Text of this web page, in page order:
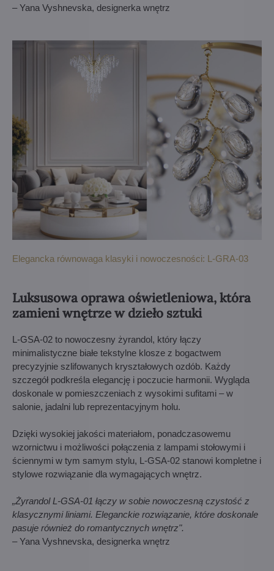
– Yana Vyshnevska, designerka wnętrz
Elegancka równowaga klasyki i nowoczesności: L-GRA-03
Luksusowa oprawa oświetleniowa, która
zamieni wnętrze w dzieło sztuki
L-GSA-02 to nowoczesny żyrandol, który łączy
minimalistyczne białe tekstylne klosze z bogactwem
precyzyjnie szlifowanych kryształowych ozdób. Każdy
szczegół podkreśla elegancję i poczucie harmonii. Wygląda
doskonale w pomieszczeniach z wysokimi sufitami – w
salonie, jadalni lub reprezentacyjnym holu.
Dzięki wysokiej jakości materiałom, ponadczasowemu
wzornictwu i możliwości połączenia z lampami stołowymi i
ściennymi w tym samym stylu, L-GSA-02 stanowi kompletne i
stylowe rozwiązanie dla wymagających wnętrz.
„Żyrandol L-GSA-01 łączy w sobie nowoczesną czystość z
klasycznymi liniami. Eleganckie rozwiązanie, które doskonale
pasuje również do romantycznych wnętrz".
– Yana Vyshnevska, designerka wnętrz